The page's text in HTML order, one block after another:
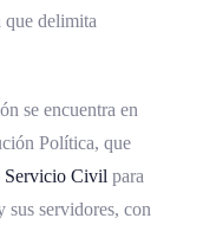
que delimita
se encuentra en
Política, que
Servicio Civil para
sus servidores, con